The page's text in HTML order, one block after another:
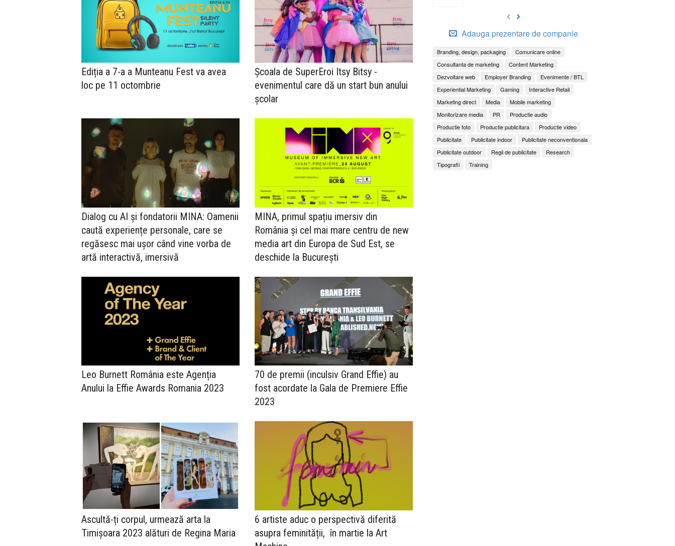
Ediția a 7-a a Munteanu Fest va avea
loc pe 11 octombrie
Școala de SuperEroi Itsy Bitsy -
evenimentul care dă un start bun anului
școlar
Dialog cu AI și fondatorii MINA: Oamenii
caută experiențe personale, care se
regăsesc mai ușor când vine vorba de
artă interactivă, imersivă
MINA, primul spațiu imersiv din
România și cel mai mare centru de new
media art din Europa de Sud Est, se
deschide la București
Leo Burnett România este Agenția
Anului la Effie Awards Romania 2023
70 de premii (inculsiv Grand Effie) au
fost acordate la Gala de Premiere Effie
2023
Ascultă-ți corpul, urmează arta la
Timișoara 2023 alături de Regina Maria
6 artiste aduc o perspectivă diferită
asupra feminității, în martie la Art
Adauga prezentare de companie
Branding, design, packaging
Comunicare online
Consultanta de marketing
Content Marketing
Dezvoltare web
Employer Branding
Evenimente / BTL
Experiential Marketing
Gaming
Interactive Retail
Marketing direct
Media
Mobile marketing
Monitorizare media
PR
Productie audio
Productie foto
Productie publicitara
Productie video
Publicitate
Publicitate indoor
Publicitate neconventionala
Publicitate outdoor
Regii de publicitate
Research
Tipografii
Training